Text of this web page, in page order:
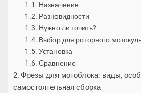
Назначение
Разновидности
Нужно ли точить?
Выбор для роторного
Установка
Сравнение
Фрезы для мотоблока: виды,
самостоятельная сборка